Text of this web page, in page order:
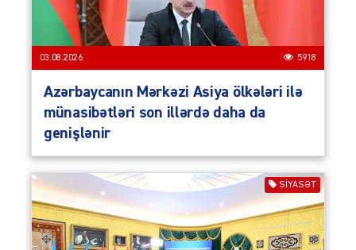
03.08.2026 5918
Azərbaycanın Mərkəzi Asiya ölkələri ilə
münasibətləri son illərdə daha da
genişlənir
SIYASƏT